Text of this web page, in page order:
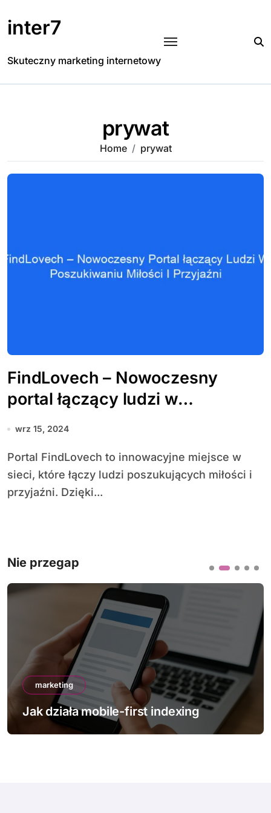
to
content
inter7
Skuteczny marketing internetowy
prywat
Home prywat
FindLovech – Nowoczesny
portal łączący ludzi w
poszukiwaniu miłości i przyjaźni
wrz 15, 2024
Portal FindLovech to innowacyjne miejsce w
sieci, które łączy ludzi poszukujących miłości i
przyjaźni. Dzięki...
Nie przegap
marketing
Jak działa mobile-first indexing